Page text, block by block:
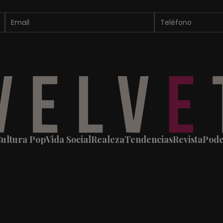
PopVida SocialRealezaTendenciasRevista